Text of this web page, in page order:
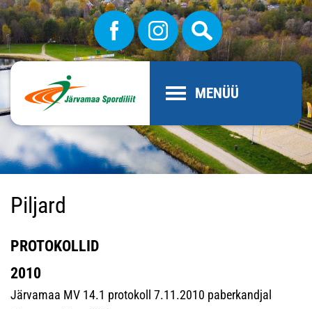
MENÜÜ
Piljard
PROTOKOLLID
2010
Järvamaa MV 14.1 protokoll 7.11.2010 paberkandjal